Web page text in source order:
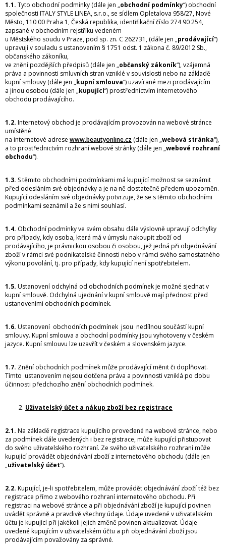
1.1. Tyto obchodní podmínky (dále jen „obchodní podmínky“) obchodní
společnosti ITALY STYLE LINEA, s.r.o., se sídlem Opletalova 958/27, Nové
Město, 110 00 Praha 1, Česká republika, identifikační číslo 274 90 254,
zapsané v obchodním rejstříku vedeném
u Městského soudu v Praze, pod sp. zn. C 262731, (dále jen „prodávající“)
upravují v souladu s ustanovením § 1751 odst. 1 zákona č. 89/2012 Sb.,
občanského zákoníku,
ve znění pozdějších předpisů (dále jen „občanský zákoník“), vzájemná
práva a povinnosti smluvních stran vzniklé v souvislosti nebo na základě
kupní smlouvy (dále jen „kupní smlouva“) uzavírané mezi prodávajícím
a jinou osobou (dále jen „kupující“) prostřednictvím internetového
obchodu prodávajícího.
1.2. Internetový obchod je prodávajícím provozován na webové stránce
umístěné
na internetové adrese www.beautyonline.cz (dále jen „webová stránka“),
a to prostřednictvím rozhraní webové stránky (dále jen „webové rozhraní
obchodu“).
1.3. S těmito obchodními podmínkami má kupující možnost se seznámit
před odesláním své objednávky a je na ně dostatečně předem upozorněn.
Kupující odesláním své objednávky potvrzuje, že se s těmito obchodními
podmínkami seznámil a že s nimi souhlasí.
1.4. Obchodní podmínky ve svém obsahu dále výslovně upravují odchylky
pro případy, kdy osoba, která má v úmyslu nakoupit zboží od
prodávajícího, je právnickou osobou či osobou, jež jedná při objednávání
zboží v rámci své podnikatelské činnosti nebo v rámci svého samostatného
výkonu povolání, tj. pro případy, kdy kupující není spotřebitelem.
1.5. Ustanovení odchylná od obchodních podmínek je možné sjednat v
kupní smlouvě. Odchylná ujednání v kupní smlouvě mají přednost před
ustanoveními obchodních podmínek.
1.6. Ustanovení obchodních podmínek jsou nedílnou součástí kupní
smlouvy. Kupní smlouva a obchodní podmínky jsou vyhotoveny v českém
jazyce. Kupní smlouvu lze uzavřít v českém a slovenském jazyce.
1.7. Znění obchodních podmínek může prodávající měnit či doplňovat.
Tímto ustanovením nejsou dotčena práva a povinnosti vzniklá po dobu
účinnosti předchozího znění obchodních podmínek.
Uživatelský účet a nákup zboží bez registrace
2.1. Na základě registrace kupujícího provedené na webové stránce, nebo
za podmínek dále uvedených i bez registrace, může kupující přistupovat
do svého uživatelského rozhraní. Ze svého uživatelského rozhraní může
kupující provádět objednávání zboží z internetového obchodu (dále jen
„uživatelský účet“).
2.2. Kupující, je-li spotřebitelem, může provádět objednávání zboží též bez
registrace přímo z webového rozhraní internetového obchodu. Při
registraci na webové stránce a při objednávání zboží je kupující povinen
uvádět správně a pravdivě všechny údaje. Údaje uvedené v uživatelském
účtu je kupující při jakékoli jejich změně povinen aktualizovat. Údaje
uvedené kupujícím v uživatelském účtu a při objednávání zboží jsou
prodávajícím považovány za správné.